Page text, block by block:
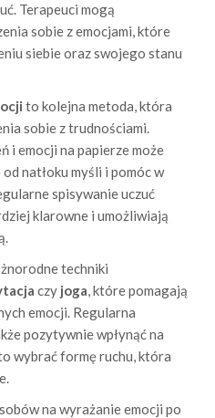
Terapeuci mogą
sobie z emocjami, które
siebie oraz swojego stanu
to kolejna metoda, która
sobie z trudnościami.
i emocji na papierze może
natłoku myśli i pomóc w
spisywanie uczuć
klarowne i umożliwiają
techniki
czy joga, które pomagają
emocji. Regularna
pozytywnie wpłynąć na
wybrać formę ruchu, która
na wyrażanie emocji po